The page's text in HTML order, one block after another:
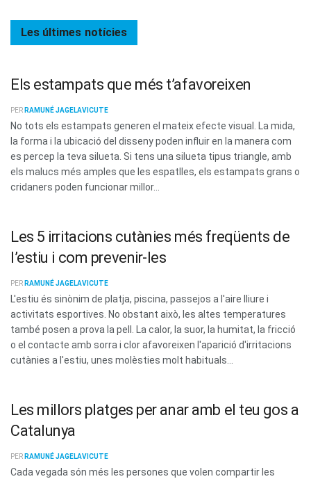
Les últimes notícies
Els estampats que més t’afavoreixen
PER RAMUNÉ JAGELAVICUTE
No tots els estampats generen el mateix efecte visual. La mida,
la forma i la ubicació del disseny poden influir en la manera com
es percep la teva silueta. Si tens una silueta tipus triangle, amb
els malucs més amples que les espatlles, els estampats grans o
cridaners poden funcionar millor...
Les 5 irritacions cutànies més freqüents de
l’estiu i com prevenir-les
PER RAMUNÉ JAGELAVICUTE
L'estiu és sinònim de platja, piscina, passejos a l'aire lliure i
activitats esportives. No obstant això, les altes temperatures
també posen a prova la pell. La calor, la suor, la humitat, la fricció
o el contacte amb sorra i clor afavoreixen l'aparició d'irritacions
cutànies a l'estiu, unes molèsties molt habituals...
Les millors platges per anar amb el teu gos a
Catalunya
PER RAMUNÉ JAGELAVICUTE
Cada vegada són més les persones que volen compartir les